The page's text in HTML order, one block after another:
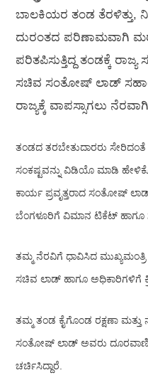
ಬಾಲಕಿಯರ ತಂಡ ತೆರಳಿತ್ತು,
ದುರಂತದ ಪರಿಣಾಮವಾಗಿ
ಪರಿತಪಿಸುತ್ತಿದ್ದ ತಂಡಕ್ಕೆ
ಸಚಿವ ಸಂತೋಷ್ ಲಾಡ್ ಸಹಾಯ
ರಾಜ್ಯಕ್ಕೆ ವಾಪಸ್ಸಾಗಲು
ತಂಡದ ತರಬೇತುದಾರರು
ಸಂಕಷ್ಟವನ್ನು ವಿಡಿಯೊ ಮಾಡಿ
ಕಾರ್ಯ ಪ್ರವೃತ್ತರಾದ ಸಂತೋಷ್
ಬೆಂಗಳೂರಿಗೆ ವಿಮಾನ ಟಿಕೆಟ್ ಹಾಗೂ
ತಮ್ಮ ನೆರವಿಗೆ ಧಾವಿಸಿದ
ಸಚಿವ ಲಾಡ್ ಹಾಗೂ ಅಧಿಕಾರಿಗಳಿಗೆ
ತಮ್ಮ ತಂಡ ಕೈಗೊಂಡ ರಕ್ಷಣಾ
ಸಂತೋಷ್ ಲಾಡ್ ಅವರು
ಚರ್ಚಿಸಿದ್ದಾರೆ.